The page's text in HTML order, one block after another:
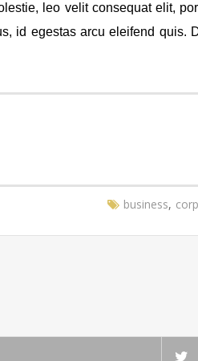
leo velit consequat elit,
id egestas arcu eleifend quis.
business,